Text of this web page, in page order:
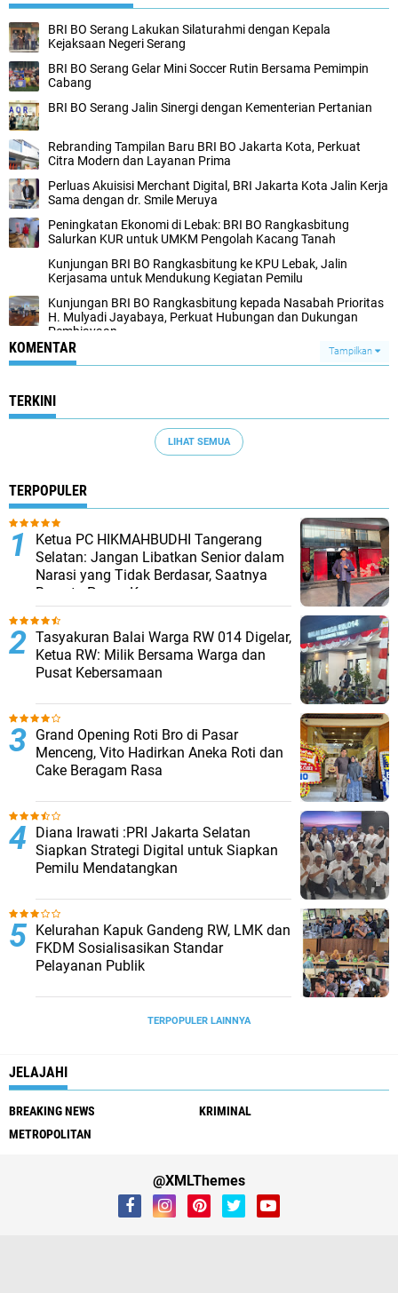
BRI BO Serang Lakukan Silaturahmi dengan Kepala
Kejaksaan Negeri Serang
BRI BO Serang Gelar Mini Soccer Rutin Bersama Pemimpin
Cabang
BRI BO Serang Jalin Sinergi dengan Kementerian Pertanian
Rebranding Tampilan Baru BRI BO Jakarta Kota, Perkuat
Citra Modern dan Layanan Prima
Perluas Akuisisi Merchant Digital, BRI Jakarta Kota Jalin Kerja
Sama dengan dr. Smile Meruya
Peningkatan Ekonomi di Lebak: BRI BO Rangkasbitung
Salurkan KUR untuk UMKM Pengolah Kacang Tanah
Kunjungan BRI BO Rangkasbitung ke KPU Lebak, Jalin
Kerjasama untuk Mendukung Kegiatan Pemilu
Kunjungan BRI BO Rangkasbitung kepada Nasabah Prioritas
H. Mulyadi Jayabaya, Perkuat Hubungan dan Dukungan
Pembiayaan
KOMENTAR Tampilkan
TERKINI
LIHAT SEMUA
TERPOPULER
Ketua PC HIKMAHBUDHI Tangerang
Selatan: Jangan Libatkan Senior dalam
Narasi yang Tidak Berdasar, Saatnya
Bersatu Pasca Kongres
Tasyakuran Balai Warga RW 014 Digelar,
Ketua RW: Milik Bersama Warga dan
Pusat Kebersamaan
Grand Opening Roti Bro di Pasar
Menceng, Vito Hadirkan Aneka Roti dan
Cake Beragam Rasa
Diana Irawati :PRI Jakarta Selatan
Siapkan Strategi Digital untuk Siapkan
Pemilu Mendatangkan
Kelurahan Kapuk Gandeng RW, LMK dan
FKDM Sosialisasikan Standar
Pelayanan Publik
TERPOPULER LAINNYA
JELAJAHI
BREAKING NEWS
KRIMINAL
METROPOLITAN
@XMLThemes